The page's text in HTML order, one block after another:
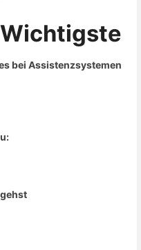
bei Assistenzsystemen